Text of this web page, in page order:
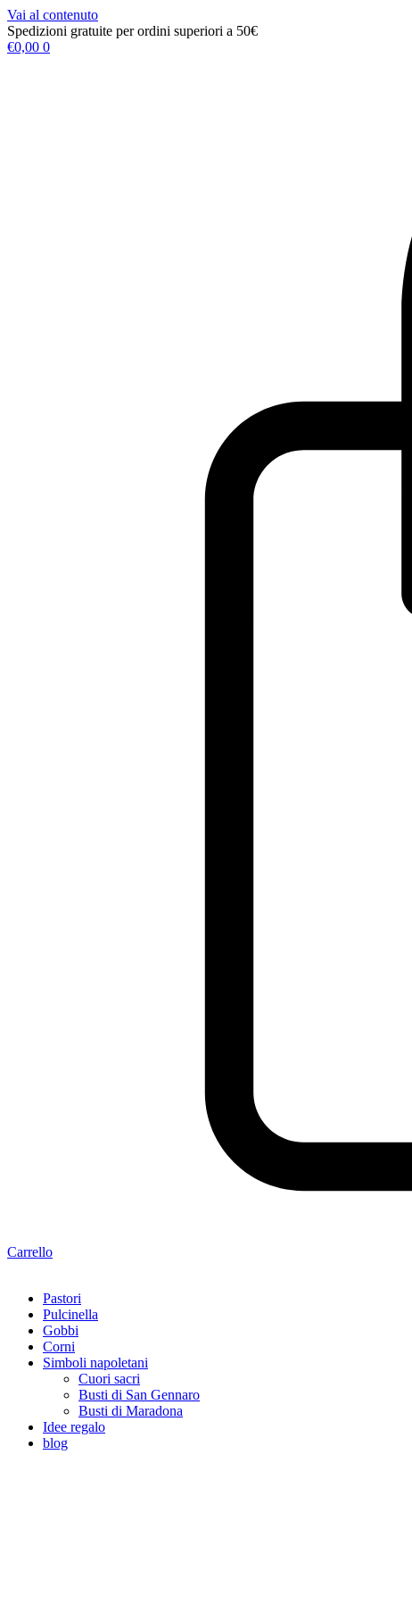
Vai al contenuto
Spedizioni gratuite per ordini superiori a 50€
€0,00 0
Carrello
Pastori
Pulcinella
Gobbi
Corni
Simboli napoletani
Cuori sacri
Busti di San Gennaro
Busti di Maradona
Idee regalo
blog